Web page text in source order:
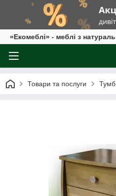
«Екомеблі» - меблі з
Товари та послуги